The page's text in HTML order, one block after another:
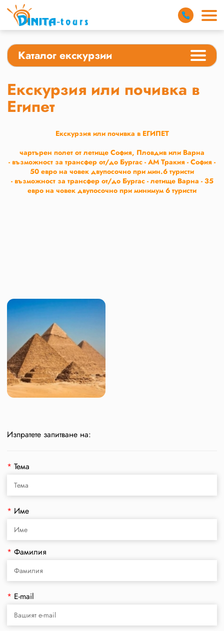
Каталог екскурзии
Екскурзия или почивка в
Египет
Екскурзия или почивка в ЕГИПЕТ
чартърен полет от летище София, Пловдив или Варна
- възможност за трансфер от/до Бургас - АМ Тракия - София -
50 евро на човек двупосочно при мин.6 туристи
- възможност за трансфер от/до Бургас - летище Варна - 35
евро на човек двупосочно при минимум 6 туристи
Изпратете запитване на:
* Тема
* Име
* Фамилия
* E-mail